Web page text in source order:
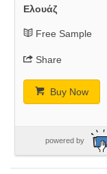
Ελουάζ
Free Sample
Share
Buy Now
powered by